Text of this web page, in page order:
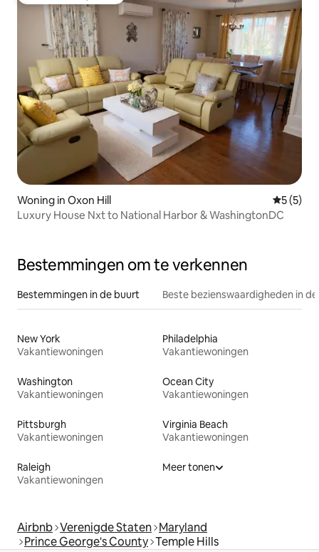
Woning in Oxon Hill
5 (5)
Luxury House Nxt to National Harbor & WashingtonDC
Bestemmingen om te verkennen
Bestemmingen in de buurt Beste bezienswaardigheden in
New York
Vakantiewoningen
Philadelphia
Vakantiewoningen
Washington
Vakantiewoningen
Ocean City
Vakantiewoningen
Pittsburgh
Vakantiewoningen
Virginia Beach
Vakantiewoningen
Raleigh
Vakantiewoningen
Meer tonen
Airbnb Verenigde Staten Maryland
Prince George's County Temple Hills